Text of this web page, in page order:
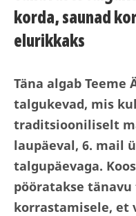
korda, saunad
elurikkaks
Täna algab
talgukevad, mis
traditsiooniliselt
laupäeval, 6. mail
talgupäevaga.
pööratakse
korrastamisele, et